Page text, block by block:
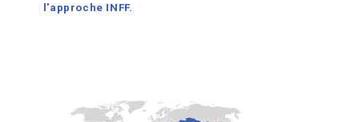
l'approche INFF.